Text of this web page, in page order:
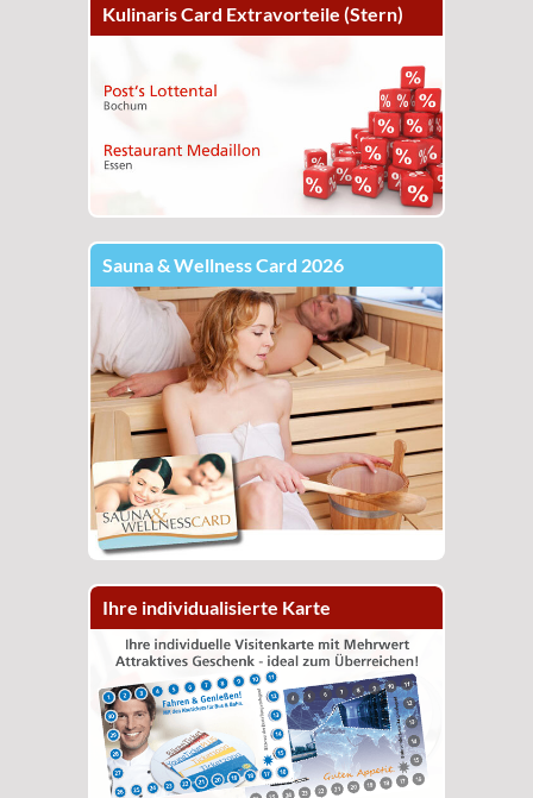
Kulinaris Card Extravorteile (Stern)
Sauna & Wellness Card 2026
Ihre individualisierte Karte